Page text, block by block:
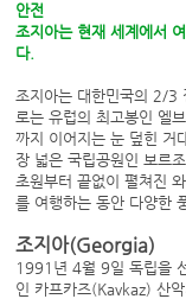
안전
조지아는 현재 세계에서
다.​
조지아는 대한민국의 2/3
로는 유럽의 최고봉인 엘
까지 이어지는 눈 덮힌 거
장 넓은 국립공원인 보르
초원부터 끝없이 펼쳐진
를 여행하는 동안 다양한
조지아(Georgia)
1991년 4월 9일 독립을
인 카프카즈(Kavkaz) 산